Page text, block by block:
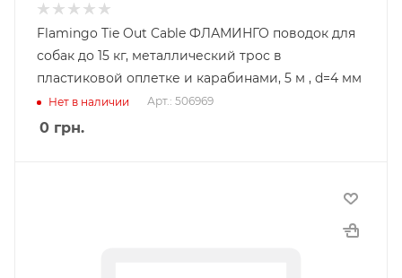
Flamingo Tie Out Cable ФЛАМИНГО поводок для
собак до 15 кг, металлический трос в
пластиковой оплетке и карабинами, 5 м , d=4 мм
Нет в наличии Арт.: 506969
0 грн.